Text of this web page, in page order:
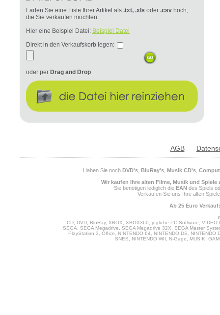
Laden Sie eine Liste Ihrer Artikel als .txt, .xls oder .csv hoch,
die Sie verkaufen möchten.
Hier eine Beispiel Datei: Beispiel Datei
Direkt in den Verkaufskorb legen:
oder per Drag and Drop
AGB
Haben Sie noch DVD's, BluRay's, Musik CD's,
Wir kaufen Ihre alten Filme, Musik und Spiele
Sie benötigen lediglich die EAN des Spiels
Verkaufen Sie uns Ihre alten
Ab 25 Euro
CD, DVD, BluRay, XBOX, XBOX360, jegliche PC Software,
SEGA, SEGA Megadrive, SEGA Megadrive 32X, SEGA Master
PlayStation 3, Office, NINTENDO 64, NINTENDO DS,
SNES, NINTENDO WII, N-Gage, MUSIK,